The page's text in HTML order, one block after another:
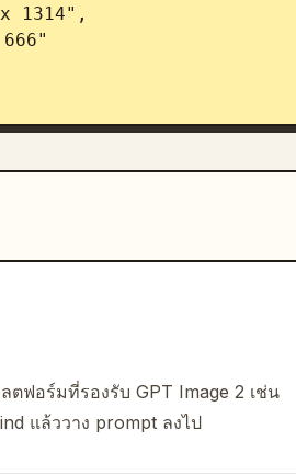
ตฟอร์มที่รองรับ GPT Image 2 เช่น
แล้ววาง prompt ลงไป